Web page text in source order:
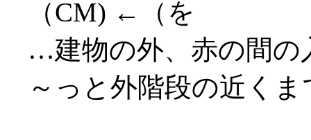
（CM) ←（を
…建物の外、赤の間の
～っと外階段の近く